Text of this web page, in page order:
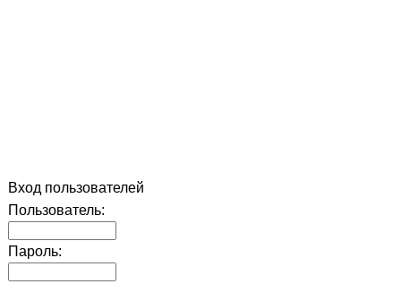
Вход пользователей
Пользователь:
Пароль: